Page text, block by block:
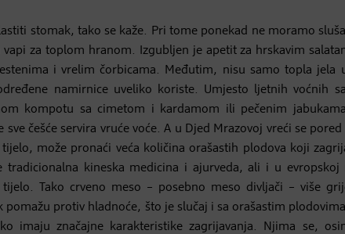
stomak, tako se kaže. Pri tome ponekad ne moramo
za toplom hranom. Izgubljen je apetit za hrskavim
i vrelim čorbicama. Međutim, nisu samo topla jela
namirnice uveliko koriste. Umjesto ljetnih voćnih
kompotu sa cimetom i kardamom ili pečenim
češće servira vruće voće. A u Djed Mrazovoj vreći se
može pronaći veća količina orašastih plodova koji
kineska medicina i ajurveda, ali i u evropskoj
Tako crveno meso – posebno meso divljači – više
protiv hladnoće, što je slučaj i sa orašastim
imaju značajne karakteristike zagrijavanja. Njima se,